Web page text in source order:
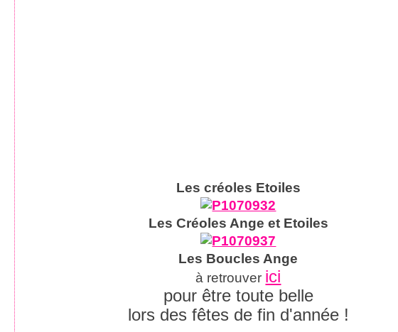
Les créoles Etoiles
Les Créoles Ange et Etoiles
Les Boucles Ange
à retrouver ici
pour être toute belle
lors des fêtes de fin d'année !